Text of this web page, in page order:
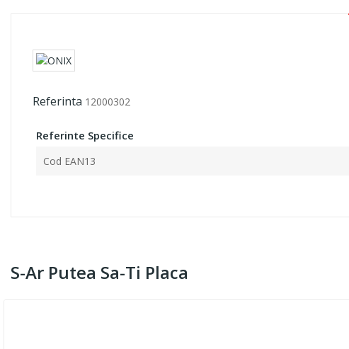
Referinta 12000302
Referinte Specifice
Cod EAN13
S-Ar Putea Sa-Ti Placa